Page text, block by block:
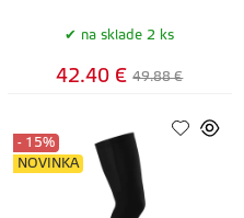
na sklade 2 ks
42.40 € 49.88 €
- 15%
NOVINKA